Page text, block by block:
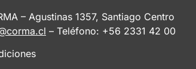
– Agustinas 1357, Santiago Centro
– Teléfono: +56 2331 42 00